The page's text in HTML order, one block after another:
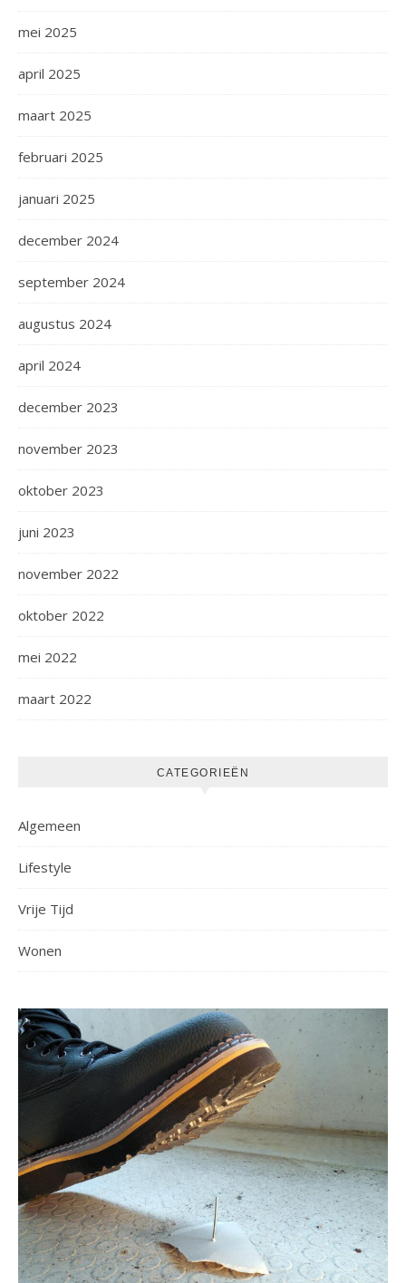
mei 2025
april 2025
maart 2025
februari 2025
januari 2025
december 2024
september 2024
augustus 2024
april 2024
december 2023
november 2023
oktober 2023
juni 2023
november 2022
oktober 2022
mei 2022
maart 2022
CATEGORIEËN
Algemeen
Lifestyle
Vrije Tijd
Wonen